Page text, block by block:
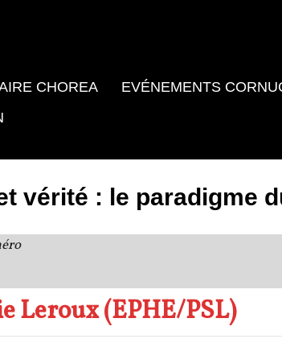
CHOREA EVÉNEMENTS
vérité : le paradigme
Leroux (EPHE/PSL)